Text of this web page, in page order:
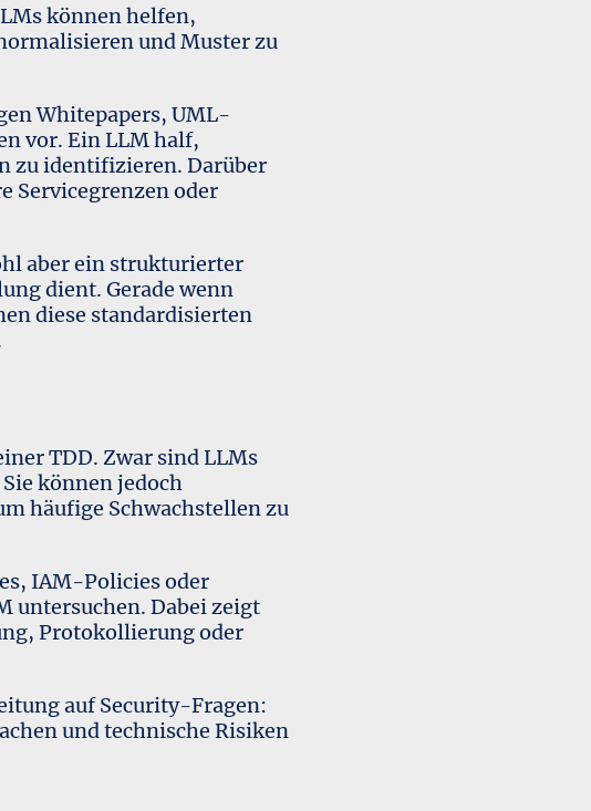
können helfen,
und Muster zu
Whitepapers, UML-
vor. Ein LLM half,
zu identifizieren. Darüber
Servicegrenzen oder
aber ein strukturierter
dient. Gerade wenn
diese standardisierten
TDD. Zwar sind LLMs
können jedoch
häufige Schwachstellen zu
IAM-Policies oder
untersuchen. Dabei zeigt
Protokollierung oder
auf Security-Fragen:
und technische Risiken